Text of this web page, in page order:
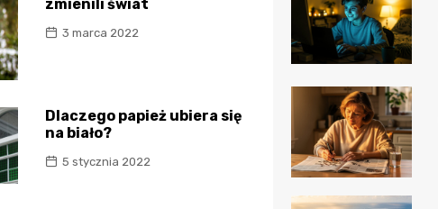
zmienili świat
3 marca 2022
Dlaczego papież ubiera się
na biało?
5 stycznia 2022